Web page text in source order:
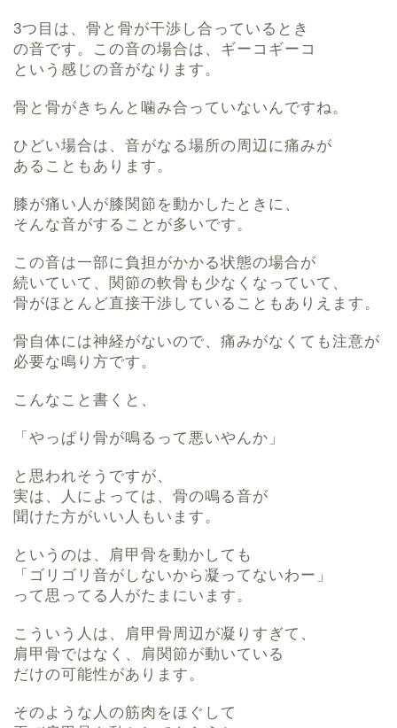
3つ目は、骨と骨が干渉し合っているとき
の音です。この音の場合は、ギーコギーコ
という感じの音がなります。
骨と骨がきちんと噛み合っていないんですね。
ひどい場合は、音がなる場所の周辺に痛みが
あることもあります。
膝が痛い人が膝関節を動かしたときに、
そんな音がすることが多いです。
この音は一部に負担がかかる状態の場合が
続いていて、関節の軟骨も少なくなっていて、
骨がほとんど直接干渉していることもありえます。
骨自体には神経がないので、痛みがなくても注意が
必要な鳴り方です。
こんなこと書くと、
「やっぱり骨が鳴るって悪いやんか」
と思われそうですが、
実は、人によっては、骨の鳴る音が
聞けた方がいい人もいます。
というのは、肩甲骨を動かしても
「ゴリゴリ音がしないから凝ってないわー」
って思ってる人がたまにいます。
こういう人は、肩甲骨周辺が凝りすぎて、
肩甲骨ではなく、肩関節が動いている
だけの可能性があります。
そのような人の筋肉をほぐして